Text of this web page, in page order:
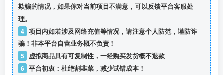
欺骗的情况，如果你对当前项目不满意，可以反馈平台客服处
理。
4 项目内如若涉及网络充值等情况，请注意个人防范，谨防诈
骗！非本平台自营业务概不负责！
5
虚拟商品具有可复制性，一经购买发货概不退款
6 平台初衷：杜绝割韭菜，减少试错成本！